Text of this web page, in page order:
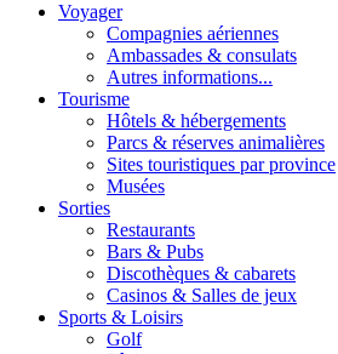
Voyager
Compagnies aériennes
Ambassades & consulats
Autres informations...
Tourisme
Hôtels & hébergements
Parcs & réserves animalières
Sites touristiques par province
Musées
Sorties
Restaurants
Bars & Pubs
Discothèques & cabarets
Casinos & Salles de jeux
Sports & Loisirs
Golf